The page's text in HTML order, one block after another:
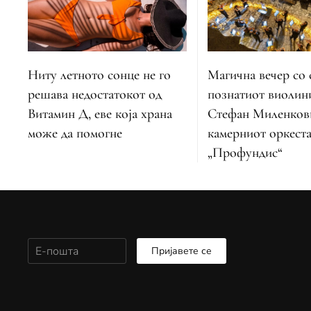
Ниту летното сонце не го
решава недостатокот од
Витамин Д, еве која храна
може да помогне
Магична вечер со
познатиот
Стефан
камерниот
„Профундис“
Пријавете се